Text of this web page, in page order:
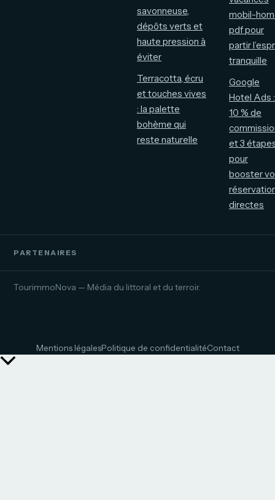
savonneuse,
dépôts verts et
haute pression à
éviter
Terracotta, écru
et touches vives
: la palette
bohème qui
reste naturelle
mobil-
pdf pour
partir
tranquille
Google
Hotel Ads :
10 % de
et 3
pour
booster
directes
PARTENAIRES
TourimmoNova — Média du littoral et du terroir.
Mentions légalesPolitique de confidentialitéContact